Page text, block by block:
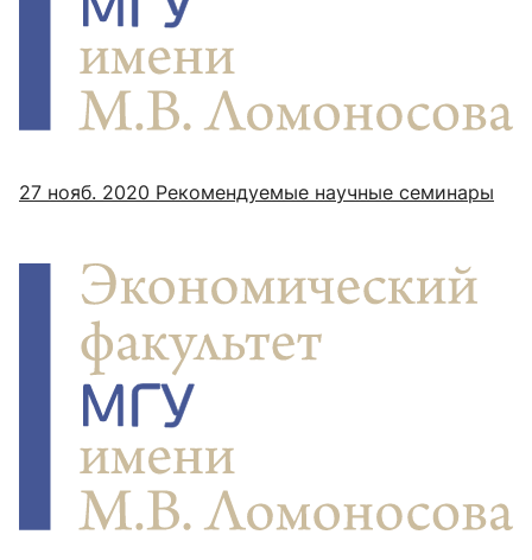
27 нояб. 2020 Рекомендуемые научные семинары